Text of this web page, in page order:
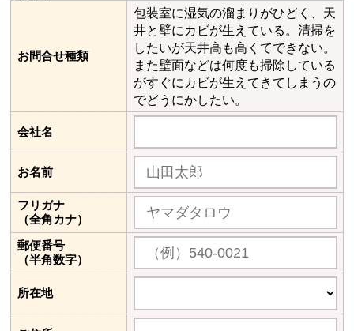
お問合せ種類
包装室に湿気の溜まりがひどく、天
井と壁にカビが生えている。清掃を
したいが天井高も高くてできない。
また壁面などは何度も掃除している
がすぐにカビが生えてきてしまうの
でどうにかしたい。
会社名
お名前
フリガナ
（全角カナ）
郵便番号
（半角数字）
所在地